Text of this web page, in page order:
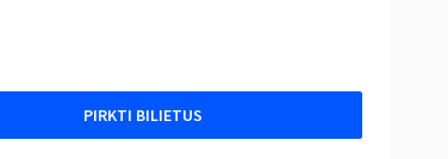
PIRKTI BILIETUS